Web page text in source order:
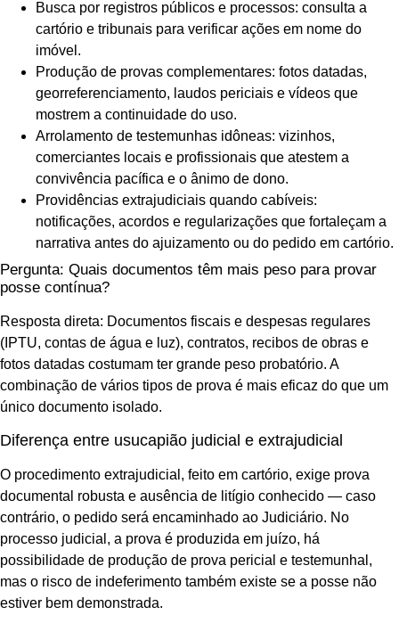
Busca por registros públicos e processos: consulta a
cartório e tribunais para verificar ações em nome do
imóvel.
Produção de provas complementares: fotos datadas,
georreferenciamento, laudos periciais e vídeos que
mostrem a continuidade do uso.
Arrolamento de testemunhas idôneas: vizinhos,
comerciantes locais e profissionais que atestem a
convivência pacífica e o ânimo de dono.
Providências extrajudiciais quando cabíveis:
notificações, acordos e regularizações que fortaleçam a
narrativa antes do ajuizamento ou do pedido em cartório.
Pergunta: Quais documentos têm mais peso para provar
posse contínua?
Resposta direta: Documentos fiscais e despesas regulares
(IPTU, contas de água e luz), contratos, recibos de obras e
fotos datadas costumam ter grande peso probatório. A
combinação de vários tipos de prova é mais eficaz do que um
único documento isolado.
Diferença entre usucapião judicial e extrajudicial
O procedimento extrajudicial, feito em cartório, exige prova
documental robusta e ausência de litígio conhecido — caso
contrário, o pedido será encaminhado ao Judiciário. No
processo judicial, a prova é produzida em juízo, há
possibilidade de produção de prova pericial e testemunhal,
mas o risco de indeferimento também existe se a posse não
estiver bem demonstrada.